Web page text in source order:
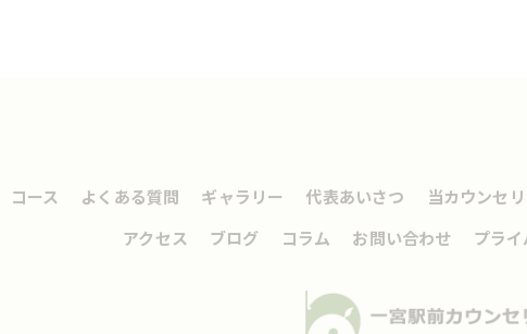
コース よくある質問 ギャラリー 代表あいさつ 当カウンセ
アクセス
ブログ コラム お問い合わせ プラ